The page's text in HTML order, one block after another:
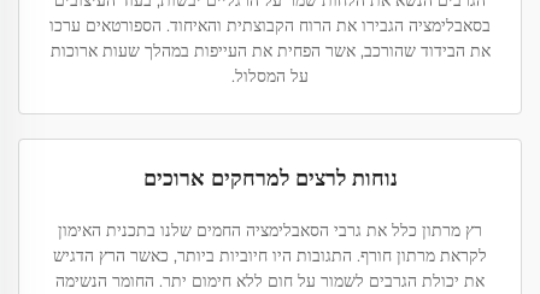
בסאבלימציה הגבירו את הרוח הקבוצתית והאיחוד. הספורטאים ערכו
את הבידוד שהורכב, אשר הפחית את העייפות במהלך שעות ארוכות
על המסלול.
נוחות לרצים למרחקים ארוכים
רץ מרתון כלל את גרבי הסאבלימציה החמים שלנו בתכנית האימון
לקראת מרתון חורף. התגובות היו חיוביות ביותר, כאשר הרץ הדגיש
את יכולת הגרבים לשמור על חום ללא חימום יתר. החומר הנשימה